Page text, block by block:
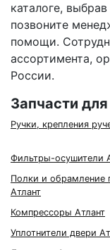
каталоге,
позвоните
помощи.
ассортимента,
России.
Запчасти
Ручки, крепления
Фильтры-осушители
Полки и обрамление
Атлант
Компрессоры Атлант
Уплотнители двери